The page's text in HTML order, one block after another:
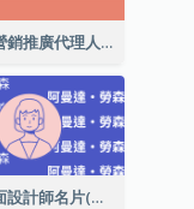
橙色系營銷推廣代理人名片
高級平面設計師名片(附自畫像)